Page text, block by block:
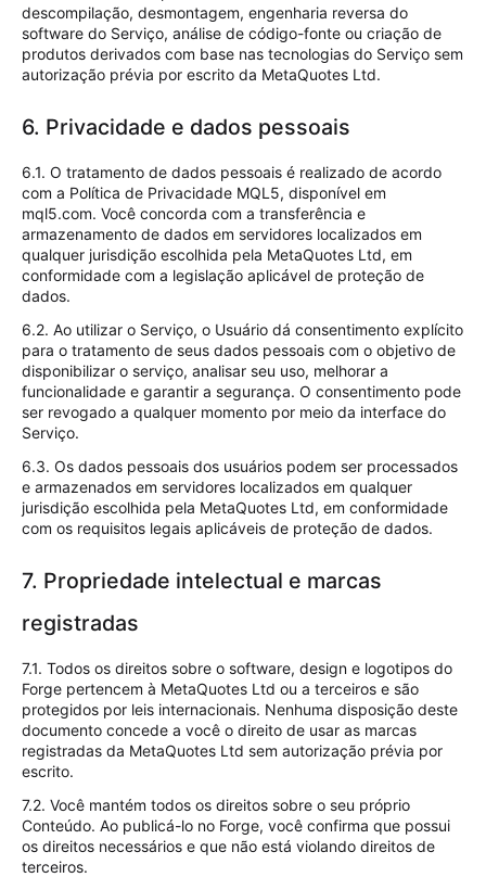
descompilação, desmontagem, engenharia reversa do
software do Serviço, análise de código-fonte ou criação de
produtos derivados com base nas tecnologias do Serviço sem
autorização prévia por escrito da MetaQuotes Ltd.
6. Privacidade e dados pessoais
6.1. O tratamento de dados pessoais é realizado de acordo
com a Política de Privacidade MQL5, disponível em
mql5.com. Você concorda com a transferência e
armazenamento de dados em servidores localizados em
qualquer jurisdição escolhida pela MetaQuotes Ltd, em
conformidade com a legislação aplicável de proteção de
dados.
6.2. Ao utilizar o Serviço, o Usuário dá consentimento explícito
para o tratamento de seus dados pessoais com o objetivo de
disponibilizar o serviço, analisar seu uso, melhorar a
funcionalidade e garantir a segurança. O consentimento pode
ser revogado a qualquer momento por meio da interface do
Serviço.
6.3. Os dados pessoais dos usuários podem ser processados
e armazenados em servidores localizados em qualquer
jurisdição escolhida pela MetaQuotes Ltd, em conformidade
com os requisitos legais aplicáveis de proteção de dados.
7. Propriedade intelectual e marcas
registradas
7.1. Todos os direitos sobre o software, design e logotipos do
Forge pertencem à MetaQuotes Ltd ou a terceiros e são
protegidos por leis internacionais. Nenhuma disposição deste
documento concede a você o direito de usar as marcas
registradas da MetaQuotes Ltd sem autorização prévia por
escrito.
7.2. Você mantém todos os direitos sobre o seu próprio
Conteúdo. Ao publicá-lo no Forge, você confirma que possui
os direitos necessários e que não está violando direitos de
terceiros.